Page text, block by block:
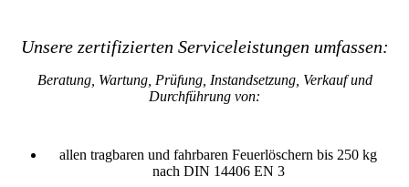
Unsere zertifizierten Serviceleistungen umfassen:
Beratung, Wartung, Prüfung, Instandsetzung, Verkauf und
Durchführung von:
allen tragbaren und fahrbaren Feuerlöschern bis 250 kg
nach DIN 14406 EN 3